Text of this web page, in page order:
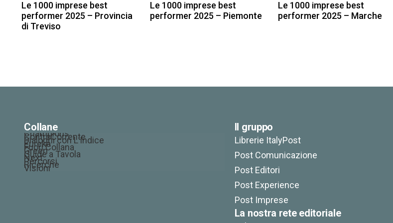
Le 1000 imprese best
performer 2025 – Provincia
di Treviso
Le 1000 imprese best
performer 2025 – Piemonte
Le 1000 imprese best
performer 2025 – Marche
Collane
Champions
ControCorrente
Dialoghi con L’Indice
Eureka
Fuori Collana
Green
Guide a Tavola
Next
Percorsi
Ricerche
Visioni
Il gruppo
Librerie ItalyPost
Post Comunicazione
Post Editori
Post Experience
Post Imprese
La nostra rete editoriale